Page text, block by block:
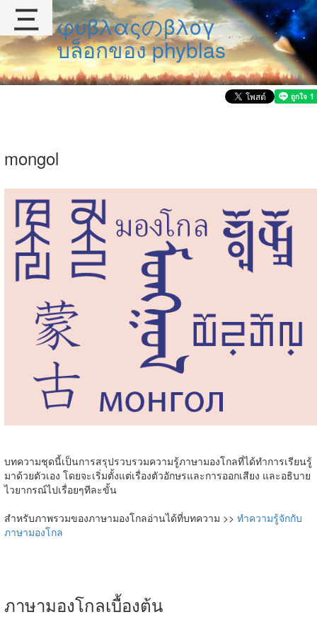
φυβλαςのβλογ
บล็อกของ phyblas
mongol
บทความชุดนี้เป็นการสรุปรวบรวมความรู้ภาษามองโกลที่ได้ทำการเรียนรู้
มาด้วยตัวเอง โดยจะเริ่มตั้งแต่เรื่องตัวอักษรและการออกเสียง และอธิบาย
ไวยากรณ์ไปเรื่อยๆทีละขั้น
สำหรับภาพรวมของภาษามองโกลอ่านได้ที่บทความ >> ทำความรู้จักกับ
ภาษามองโกล
ภาษามองโกลเบื้องต้น
三